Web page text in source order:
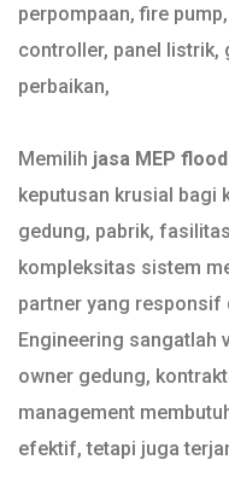
perpompaan, fire
controller, panel listrik,
perbaikan,
Memilih jasa MEP
keputusan krusial bagi
gedung, pabrik,
kompleksitas sistem
partner yang responsif
Engineering sangatlah
owner gedung,
management
efektif, tetapi juga